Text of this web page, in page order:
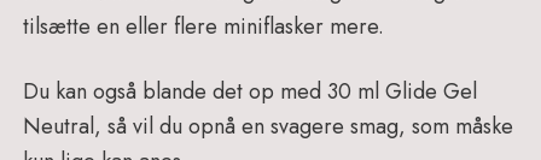
tilsætte en eller flere miniflasker mere.
Du kan også blande det op med 30 ml Glide Gel
Neutral, så vil du opnå en svagere smag, som måske